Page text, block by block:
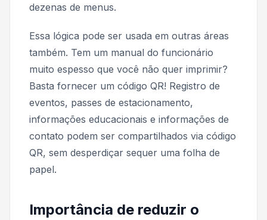
dezenas de menus.
Essa lógica pode ser usada em outras áreas
também. Tem um manual do funcionário
muito espesso que você não quer imprimir?
Basta fornecer um código QR! Registro de
eventos, passes de estacionamento,
informações educacionais e informações de
contato podem ser compartilhados via código
QR, sem desperdiçar sequer uma folha de
papel.
Importância de reduzir o